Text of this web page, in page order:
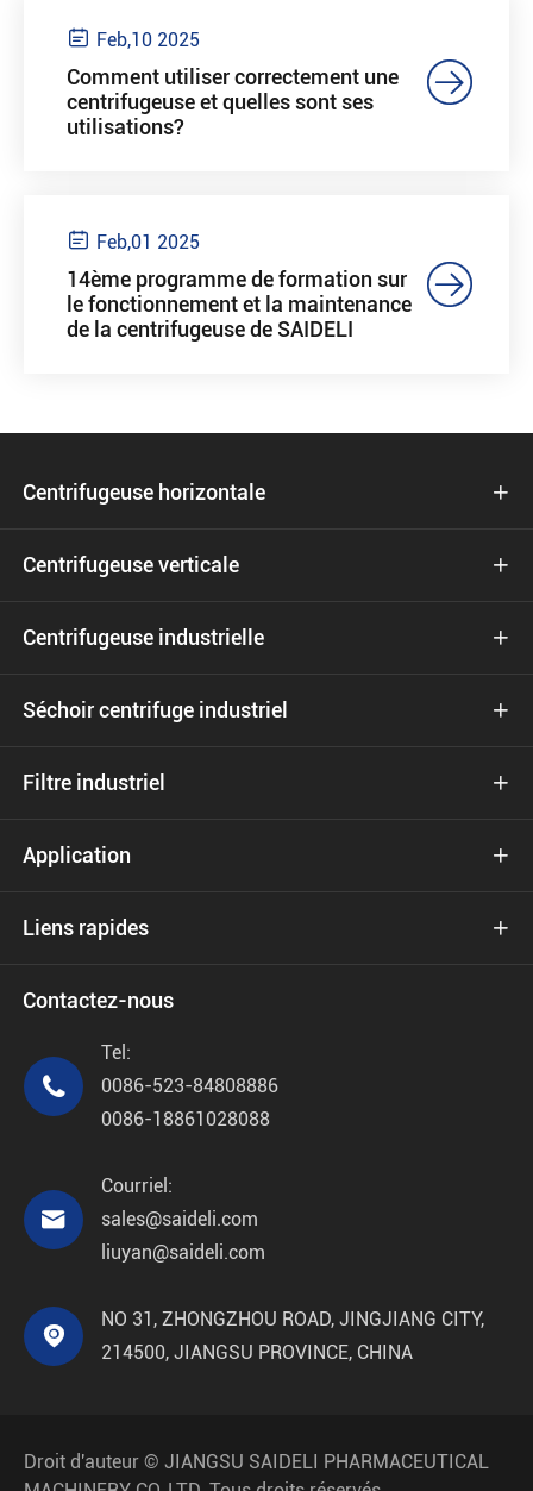
 Feb,10 2025
Comment utiliser correctement une
centrifugeuse et quelles sont ses
utilisations?

 Feb,01 2025
14ème programme de formation sur
le fonctionnement et la maintenance
de la centrifugeuse de SAIDELI

Centrifugeuse horizontale 
Centrifugeuse verticale 
Centrifugeuse industrielle 
Séchoir centrifuge industriel 
Filtre industriel 
Application 
Liens rapides 
Contactez-nous

Tel:
0086-523-84808886
0086-18861028088

Courriel:
sales@saideli.com
liuyan@saideli.com

NO 31, ZHONGZHOU ROAD, JINGJIANG CITY,
214500, JIANGSU PROVINCE, CHINA
Droit d'auteur © JIANGSU SAIDELI PHARMACEUTICAL